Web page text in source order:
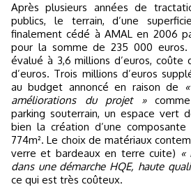
Après plusieurs années de
publics, le terrain, d’une
finalement cédé à AMAL en 2006
pour la somme de 235 000
évalué à 3,6 millions d’euros, coûte
d’euros. Trois millions d’euros
au budget annoncé en raison de
améliorations du projet »comme
parking souterrain, un espace vert
bien la création d’une
774m². Le choix de matériaux
verre et bardeaux en terre cuite) «
dans une démarche HQE, haute
ce qui est très coûteux.